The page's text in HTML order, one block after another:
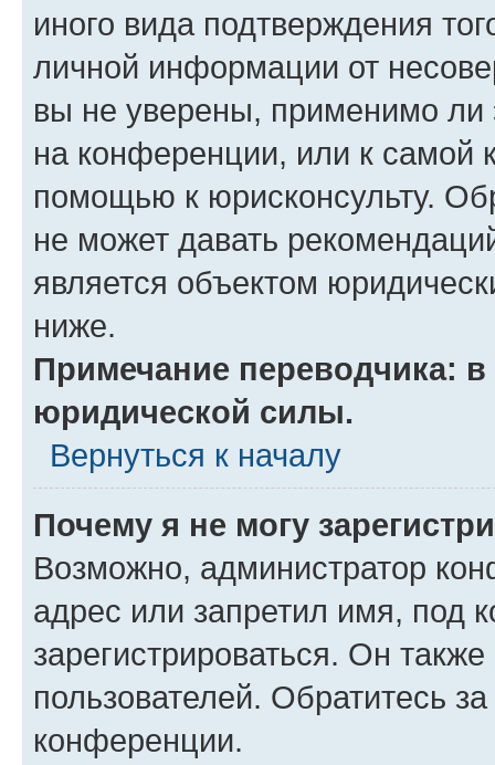
иного вида подтверждения
личной информации от
вы не уверены, применимо ли
на конференции, или к самой
помощью к юрисконсульту.
не может давать
является объектом
ниже.
Примечание переводчика:
юридической силы.
Вернуться к началу
Почему я не могу
Возможно, администратор
адрес или запретил имя, под
зарегистрироваться. Он
пользователей. Обратитесь
конференции.